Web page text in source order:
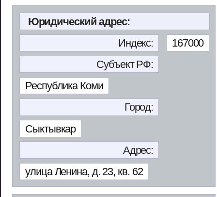
Юридический адрес:
Индекс:
167000
Субъект РФ:
Республика Коми
Город:
Сыктывкар
Адрес:
улица Ленина, д. 23, кв. 62